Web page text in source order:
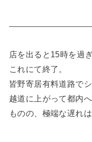
店を出ると15時を過
これにて終了。
皆野寄居有料道路で
越道に上がって都内
ものの、極端な遅れ